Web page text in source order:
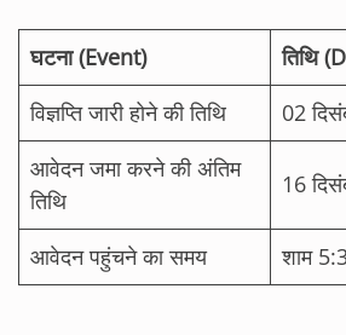
घटना (Event)
तिथि
विज्ञप्ति जारी होने की तिथि
02
आवेदन जमा करने की अंतिम
तिथि
16
आवेदन पहुंचने का समय शाम